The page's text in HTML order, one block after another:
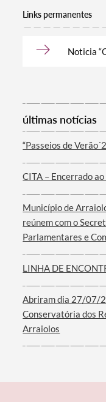
Termo de
Categorias
Filtros
Links permanentes
Noticia
últimas notícias
“Passeios de
CITA – Encerrado
Município de
reúnem com o
Parlamentares e
LINHA DE
Abriram dia 27/07/
Conservatória dos
Arraiolos